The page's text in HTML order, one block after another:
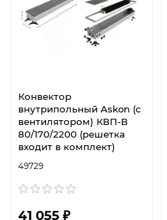
Конвектор
внутрипольный Askon (с
вентилятором) КВП-В
80/170/2200 (решетка
входит в комплект)
49729
41 055 ₽